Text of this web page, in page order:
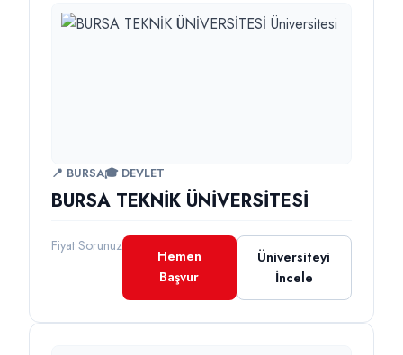
📍 BURSA🎓 DEVLET
BURSA TEKNİK ÜNİVERSİTESİ
Fiyat Sorunuz
Hemen
Başvur
Üniversiteyi
İncele